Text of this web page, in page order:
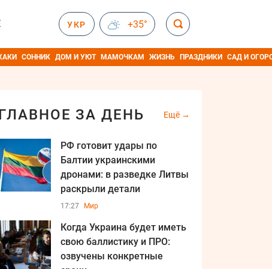
УКР +35°
СОННИК ДОМ И УЮТ МАМОЧКАМ ЖИЗНЬ ПРАЗДНИКИ САД И
ЗА ДЕНЬ Ещё
РФ готовит удары по
Балтии украинскими
дронами: в разведке Литвы
раскрыли детали
17:27 Мир
Когда Украина будет иметь
свою баллистику и ПРО:
озвучены конкретные